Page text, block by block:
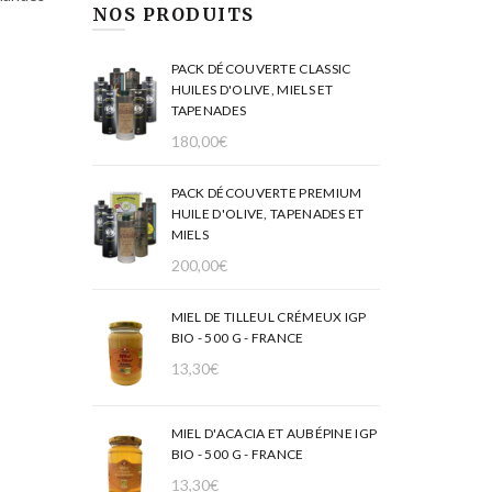
NOS PRODUITS
PACK DÉCOUVERTE CLASSIC
HUILES D'OLIVE, MIELS ET
TAPENADES
180,00€
PACK DÉCOUVERTE PREMIUM
HUILE D'OLIVE, TAPENADES ET
MIELS
200,00€
MIEL DE TILLEUL CRÉMEUX IGP
BIO - 500 G - FRANCE
13,30€
MIEL D'ACACIA ET AUBÉPINE IGP
BIO - 500 G - FRANCE
13,30€